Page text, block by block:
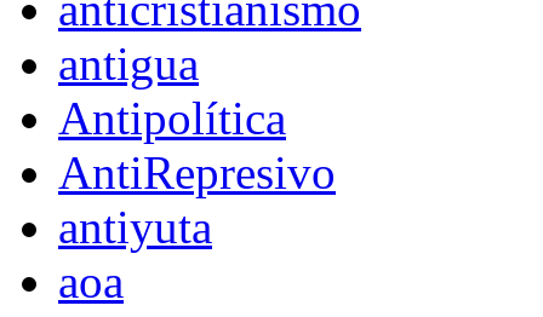
antigua
Antipolítica
AntiRepresivo
antiyuta
aoa